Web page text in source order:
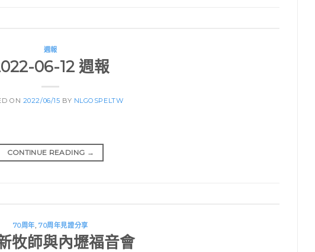
週報
06-12 週報
ON 2022/06/15 BY NLGOSPELTW
CONTINUE READING →
70周年,70周年見證分享
牧師與內壢福音會